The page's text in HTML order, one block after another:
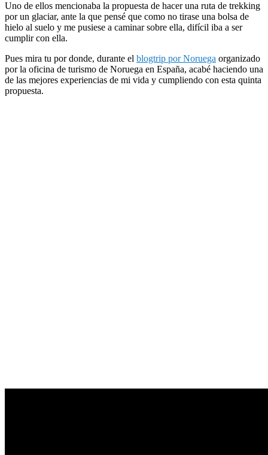
Uno de ellos mencionaba la propuesta de hacer una ruta de trekking
por un glaciar, ante la que pensé que como no tirase una bolsa de
hielo al suelo y me pusiese a caminar sobre ella, difícil iba a ser
cumplir con ella.
Pues mira tu por donde, durante el blogtrip por Noruega organizado
por la oficina de turismo de Noruega en España, acabé haciendo una
de las mejores experiencias de mi vida y cumpliendo con esta quinta
propuesta.